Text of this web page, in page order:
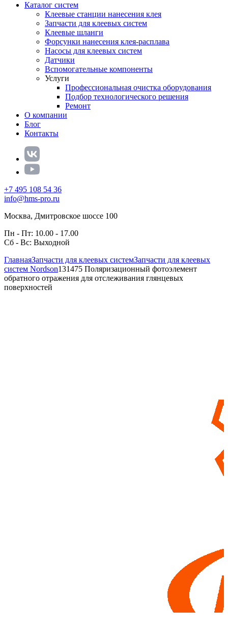
Каталог систем
Клеевые станции нанесения клея
Запчасти для клеевых систем
Клеевые шланги
Форсунки нанесения клея-расплава
Насосы для клеевых систем
Датчики
Вспомогательные компоненты
Услуги
Профессиональная очистка оборудования
Подбор технологического решения
Ремонт
О компании
Блог
Контакты
+7 495 108 54 36
info@hms-pro.ru
Москва, Дмитровское шоссе 100
Пн - Пт: 10.00 - 17.00
Сб - Вс: Выходной
ГлавнаяЗапчасти для клеевых системЗапчасти для клеевых
систем Nordson131475 Поляризационный фотоэлемент
обратного отражения для отслеживания глянцевых
поверхностей